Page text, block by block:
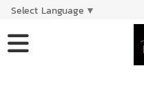
Select Language ▼